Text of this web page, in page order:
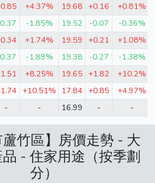
+4.37% 19.68 +0.16 +0.81%
-1.85% 19.52 -0.07 -0.36%
+1.74% 19.59 +0.21 +1.08%
-1.89% 19.38 -0.27 -1.38%
+8.25% 19.65 +1.82 +10.2%
+10.51% 17.84 +0.85 +4.97%
- - 16.99 - -
蘆竹區】房價走勢 - 大
- 住家用途（按季劃
分）